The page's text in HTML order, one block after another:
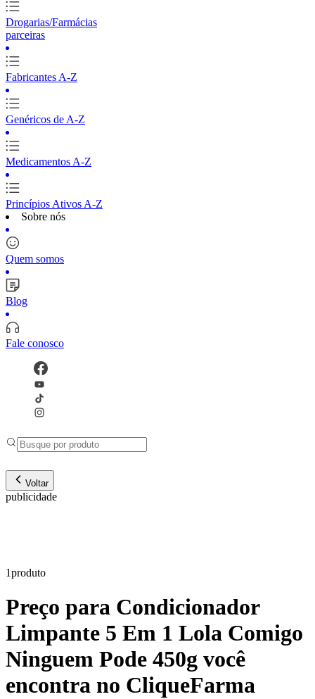
Drogarias/Farmácias
parceiras
Fabricantes A-Z
Genéricos de A-Z
Medicamentos A-Z
Princípios Ativos A-Z
Sobre nós
Quem somos
Blog
Fale conosco
Voltar
publicidade
1produto
Preço para Condicionador
Limpante 5 Em 1 Lola Comigo
Ninguem Pode 450g você
encontra no CliqueFarma